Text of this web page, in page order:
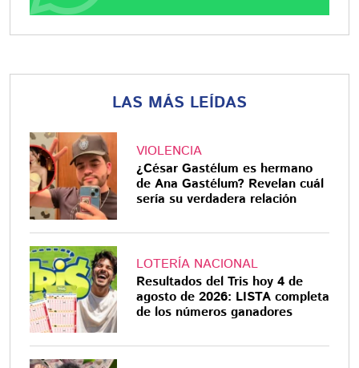
LAS MÁS LEÍDAS
VIOLENCIA
¿César Gastélum es hermano
de Ana Gastélum? Revelan cuál
sería su verdadera relación
LOTERÍA NACIONAL
Resultados del Tris hoy 4 de
agosto de 2026: LISTA completa
de los números ganadores